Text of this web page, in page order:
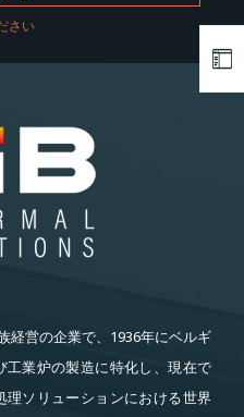
さい
経営の企業で、1936年にベルギ
業炉の製造に特化し、現在で
ソリューションにおける世界